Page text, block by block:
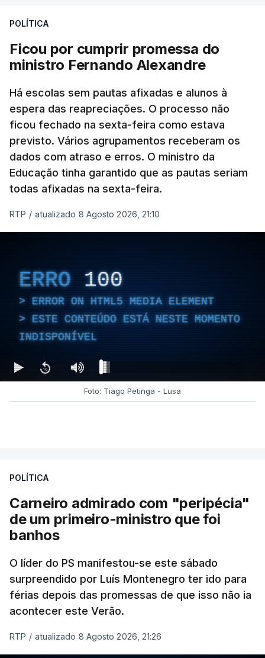
POLÍTICA
Ficou por cumprir promessa do
ministro Fernando Alexandre
Há escolas sem pautas afixadas e alunos à
espera das reapreciações. O processo não
ficou fechado na sexta-feira como estava
previsto. Vários agrupamentos receberam os
dados com atraso e erros. O ministro da
Educação tinha garantido que as pautas seriam
todas afixadas na sexta-feira.
RTP / atualizado 8 Agosto 2026, 21:10
ERRO 100
ERROR ON HTML5 MEDIA ELEMENT
ESTE CONTEÚDO ESTÁ NESTE MOMENTO
INDISPONÍVEL
Foto: Tiago Petinga - Lusa
POLÍTICA
Carneiro admirado com "peripécia"
de um primeiro-ministro que foi
banhos
O líder do PS manifestou-se este sábado
surpreendido por Luís Montenegro ter ido para
férias depois das promessas de que isso não ia
acontecer este Verão.
RTP / atualizado 8 Agosto 2026, 21:26